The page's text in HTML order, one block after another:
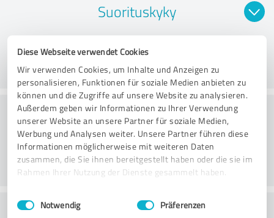
Diese Webseite verwendet Cookies
Wir verwenden Cookies, um Inhalte und Anzeigen zu
personalisieren, Funktionen für soziale Medien anbieten zu
können und die Zugriffe auf unsere Website zu analysieren.
Außerdem geben wir Informationen zu Ihrer Verwendung
unserer Website an unsere Partner für soziale Medien,
Werbung und Analysen weiter. Unsere Partner führen diese
Informationen möglicherweise mit weiteren Daten
zusammen, die Sie ihnen bereitgestellt haben oder die sie im
Rahmen Ihrer Nutzung der Dienste gesammelt haben.
Impressum Datenschutzbestimmungen
Einwilligungsauswahl
Notwendig Präferenzen
Suorituskyky
Konsultointi
Asiakaspalvelu